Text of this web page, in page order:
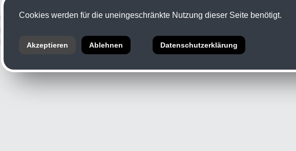
Informationspflicht nach § 5 Abs.1 ECG •Datenschutz
Branche: Fotografie
UID: ATU 11926709
Cookies werden für die uneingeschränkte Nutzung dieser Seite benötigt.
Akzeptieren Ablehnen Datenschutzerklärung